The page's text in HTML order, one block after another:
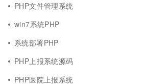
PHP文件管理系统
win7系统PHP
系统部署PHP
PHP上报系统源码
PHP医院上报系统